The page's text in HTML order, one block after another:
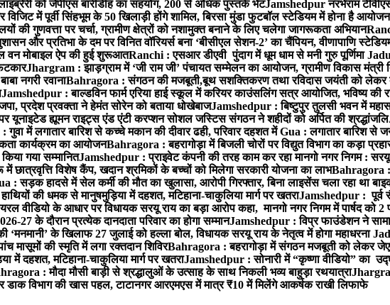
को जेपीएस बारीडीह का सहयोग, 200 से अधिक पुस्तकें भेंटJamshedpur नरभेराम
में पूर्वी सिंहभूम के 50 खिलाड़ी होंगे शामिल, बिरसा मुंडा फुटबॉल स्टेडियम में होना है आयोजन
की गुणवत्ता पर चर्चा, ग्रामीण क्षेत्रों को नशामुक्त बनाने के लिए चलेगा जागरूकता अभियान
और प्रतिभा के दम पर विनित वॉरियर्स बना ‘बीसीएल सेशन-2’ का चैंपियन, वीणापाणि
वन मोबाइल ऐप की हुई शुरूआतRanchi : एसआर डीएवी पुंदाग में धूम धाम से मनी गुरु पूर्णिमा
Jhargram : झाड़ग्राम में ‘जी राम जी’ पंचायत सम्मेलन का आयोजन, ग्रामीण विकास
नगरी रवानाBahragora : संगठन की मजबूती,बूथ सशक्तिकरण तथा रविदास जयंती को लेकर
Jamshedpur : बाल्डविन फार्म एरिया हाई स्कूल में करियर काउंसलिंग सत्र आयोजित, भविष्य की राह
प्रदेश प्रवक्ता ने हेमंत सोरेन को बताया धोखेबाजJamshedpur : बिष्टुपुर तुलसी भवन में
ह्यूमन राइट्स एंड एंटी करप्शन सोशल जस्टिस संगठन ने शहीदों को अर्पित की श्रद्धांजलि
गुवा में लगातार बारिश से कच्चे मकान की दीवार ढही, परिवार दहशत मेंGua : लगातार बारिश से
कार्यक्रम का आयोजनBahragora : बहरागोड़ा में बिजली चोरों पर विद्युत विभाग का कड़ा
गया सम्मानितJamshedpur : प्राइवेट कंपनी की तरह काम कर रहा मानगो नगर निगम : सरयू
छात्रवृत्ति विशेष कैंप, खदान श्रमिकों के बच्चों को मिलेगा सरकारी योजना का लाभBahragora :
: सड़क हादसे में सेल कर्मी की मौत का खुलासा, आरोपी गिरफ्तार, बिना लाइसेंस चला रहा था
की धमक से मानुषमुड़िया में दहशत, मटिहाना-चाकुलिया मार्ग पर खतराJamshedpur : पूर्व
वीडियो के आधार पर विधायक सरयू राय का बड़ा आरोप कहा, मानगो नगर निगम में पार्षद को
27 के दौरान प्रत्येक दानदाता परिवार का होगा सम्मानJamshedpur : विप्र फाउंडेशन ने
‘मनमानी’ के खिलाफ 27 जुलाई को हल्ला बोल, विधायक सरयू राय के नेतृत्व में होगा महाधरना
मासूमों की स्मृति में लगा रक्तदान शिविरBahragora : बहरागोड़ा में संगठन मजबूती को लेकर
दहशत, मटिहाना-चाकुलिया मार्ग पर खतराJamshedpur : सोनारी में “कृष्णा वीडियो” का
: मौदा मौसी बाड़ी से श्रद्धालुओं के उत्साह के साथ निकली भव्य बाहुड़ा रथयात्रा
डाक विभाग की खास पहल, टाटानगर आरएमएस में मात्र ₹10 में मिलेंगे आकर्षक राखी लिफाफे